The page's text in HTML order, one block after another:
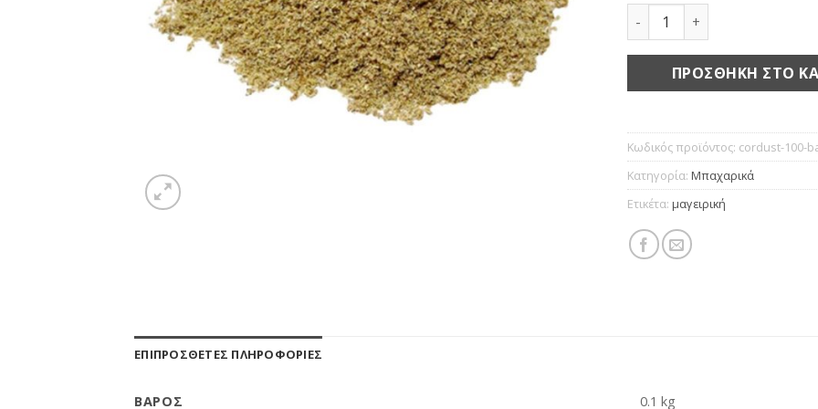
Κόλιανδρος τριμμένος
ΠΡΟΣΘΉΚΗ ΣΤΟ
Κωδικός προϊόντος: cordust-100-
Κατηγορία: Μπαχαρικά
Ετικέτα: μαγειρική
ΕΠΙΠΡΌΣΘΕΤΕΣ ΠΛΗΡΟΦΟΡΊΕΣ
ΒΆΡΟΣ 0.1 kg